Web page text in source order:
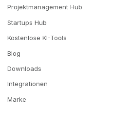
Projektmanagement Hub
Startups Hub
Kostenlose KI-Tools
Blog
Downloads
Integrationen
Marke